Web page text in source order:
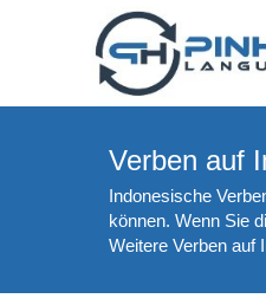
Verben auf
Indonesische
können. Wenn Sie
Weitere Verben auf